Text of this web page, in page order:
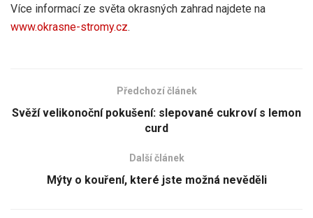
Více informací ze světa okrasných zahrad najdete na
www.okrasne-stromy.cz.
Předchozí článek
Svěží velikonoční pokušení: slepované cukroví s lemon
curd
Další článek
Mýty o kouření, které jste možná nevěděli